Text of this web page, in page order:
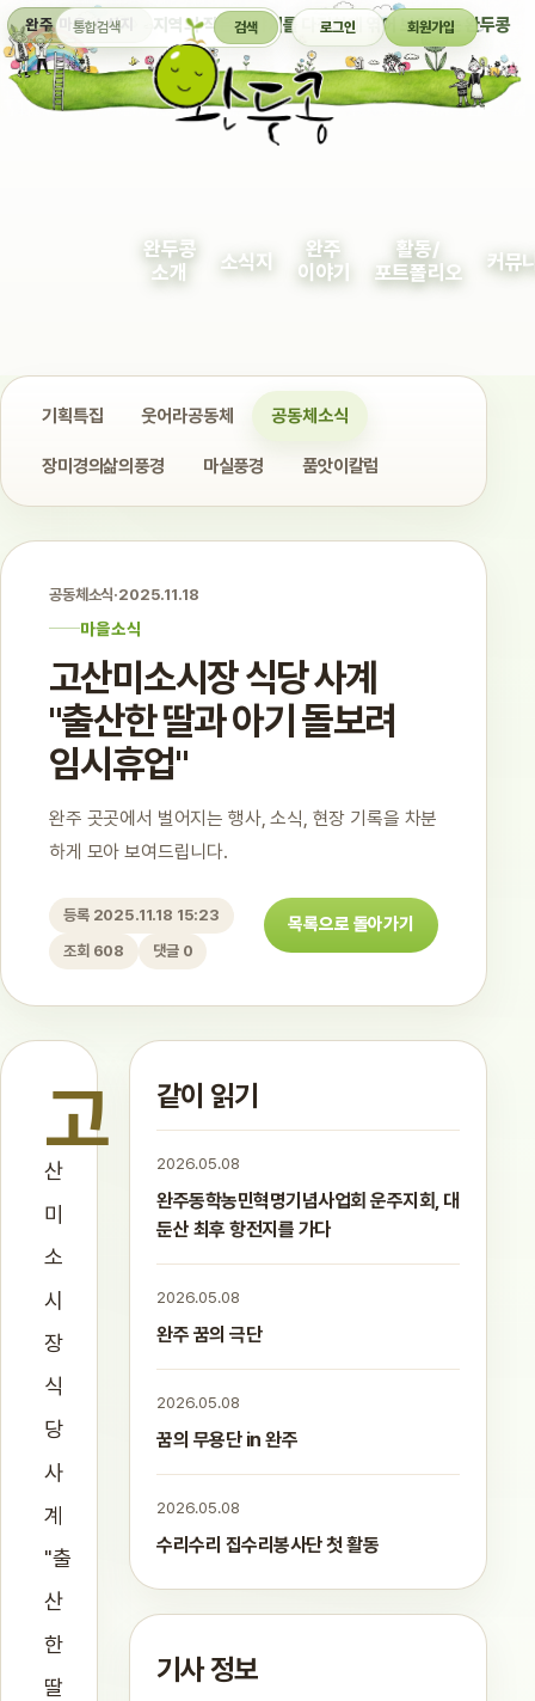
완주 마을 소식지 지역의 작은 이야기를 다정하게 엮어 보여주는 완두콩
통합검색 검색 로그인 회원가입
완두콩
소개
소식지
완주
이야기
활동/
포트폴리오
커뮤
기획특집 웃어라공동체 공동체소식
장미경의삶의풍경 마실풍경 품앗이칼럼
공동체소식·2025.11.18
마을소식
고산미소시장 식당 사계
"출산한 딸과 아기 돌보려
임시휴업"
완주 곳곳에서 벌어지는 행사, 소식, 현장 기록을 차분
하게 모아 보여드립니다.
등록 2025.11.18 15:23
조회 608
댓글 0
목록으로 돌아가기
고
산
미
소
시
장
식
당
사
계
"출
산
한
딸
같이 읽기
2026.05.08
완주동학농민혁명기념사업회 운주지회, 대
둔산 최후 항전지를 가다
2026.05.08
완주 꿈의 극단
2026.05.08
꿈의 무용단 in 완주
2026.05.08
수리수리 집수리봉사단 첫 활동
기사 정보